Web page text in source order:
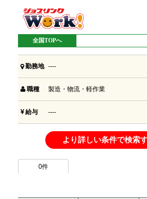
全国TOPへ
勤務地 ----
職種 製造・物流・軽作業
給与 ----
より詳しい条件で検索
0件